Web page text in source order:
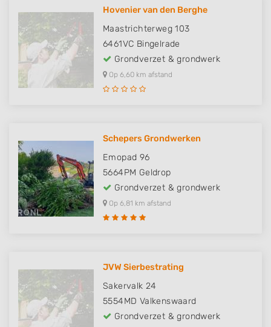
Hovenier van den Berghe
Maastrichterweg 103
6461VC Bingelrade
Grondverzet & grondwerk
Op 6,60 km afstand
Schepers Grondwerken
Emopad 96
5664PM Geldrop
Grondverzet & grondwerk
Op 6,81 km afstand
JVW Sierbestrating
Sakervalk 24
5554MD Valkenswaard
Grondverzet & grondwerk